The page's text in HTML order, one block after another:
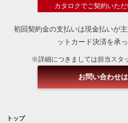
カタロクでご契約いた
初回契約金の支払いは現金払いが主
ットカード決済を承っ
※詳細につきましては担当スタ
お問い合わせ
トップ